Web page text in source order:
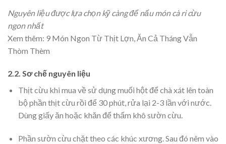
Nguyên liệu được lựa chọn kỹ càng để nấu món cà ri cừu
ngon nhất
Xem thêm: 9 Món Ngon Từ Thịt Lợn, Ăn Cả Tháng Vẫn
Thòm Thèm
2.2. Sơ chế nguyên liệu
Thịt cừu khi mua về sử dụng muối hột để chà xát lên toàn
bộ phần thịt cừu rồi để 30 phút, rửa lại 2-3 lần với nước.
Dùng giấy ăn hoặc khăn để thấm khô sườn cừu.
Phần sườn cừu chặt theo các khúc xương. Sau đó nêm vào